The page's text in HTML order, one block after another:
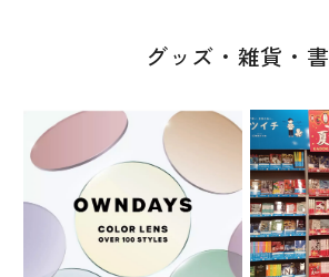
グッズ・雑貨・